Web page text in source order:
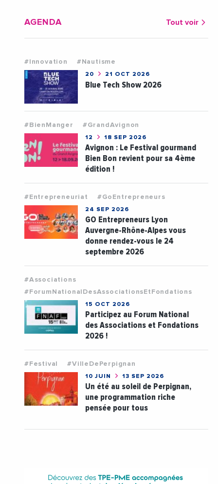
AGENDA Tout voir
#Innovation #Nautisme
20 21 OCT 2026
Blue Tech Show 2026
#BienManger #GrandAvignon
12 18 SEP 2026
Avignon : Le Festival gourmand
Bien Bon revient pour sa 4ème
édition !
#Entrepreneuriat #GoEntrepreneurs
24 SEP 2026
GO Entrepreneurs Lyon
Auvergne-Rhône-Alpes vous
donne rendez-vous le 24
septembre 2026
#Associations
#ForumNationalDesAssociationsEtFondations
15 OCT 2026
Participez au Forum National
des Associations et Fondations
2026 !
#Festival #VilleDePerpignan
10 JUIN 13 SEP 2026
Un été au soleil de Perpignan,
une programmation riche
pensée pour tous